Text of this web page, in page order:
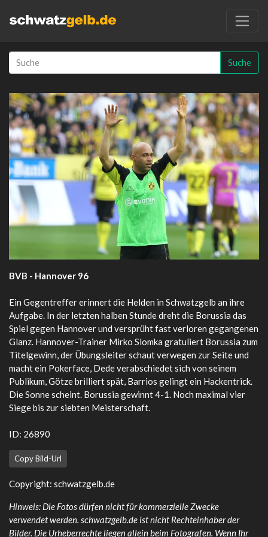
Suche
BVB - Hannover 96
Ein Gegentreffer erinnert die Helden in Schwatzgelb an ihre
Aufgabe. In der letzten halben Stunde dreht die Borussia das
Spiel gegen Hannover und versprüht fast verloren gegangenen
Glanz. Hannover-Trainer Mirko Slomka gratuliert Borussia zum
Titelgewinn, der Übungsleiter schaut verwegen zur Seite und
macht ein Pokerface, Dede verabschiedet sich von seinem
Publikum, Götze brilliert spät, Barrios gelingt ein Hackentrick.
Die Sonne scheint. Borussia gewinnt 4-1. Noch maximal vier
Siege bis zur siebten Meisterschaft.
ID: 26890
Copy Bild-Url
Copyright: schwatzgelb.de
Hinweis: Die Fotos dürfen nicht für kommerzielle Zwecke
verwendet werden. schwatzgelb.de ist nicht Rechteinhaber der
Bilder. Die Urheberrechte liegen allein beim Fotografen. Wenn Ihr